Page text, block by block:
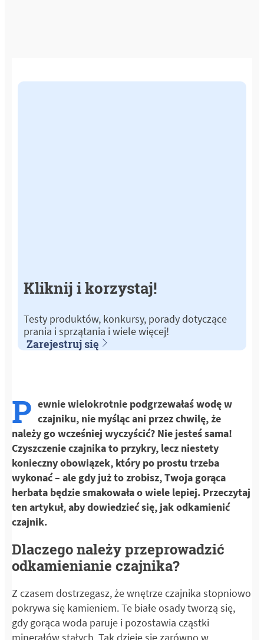
Kliknij i korzystaj!
Testy produktów, konkursy, porady dotyczące
prania i sprzątania i wiele więcej!
Zarejestruj się
P ewnie wielokrotnie podgrzewałaś wodę w
czajniku, nie myśląc ani przez chwilę, że
należy go wcześniej wyczyścić? Nie jesteś sama!
Czyszczenie czajnika to przykry, lecz niestety
konieczny obowiązek, który po prostu trzeba
wykonać – ale gdy już to zrobisz, Twoja gorąca
herbata będzie smakowała o wiele lepiej. Przeczytaj
ten artykuł, aby dowiedzieć się, jak odkamienić
czajnik.
Dlaczego należy przeprowadzić
odkamienianie czajnika?
Z czasem dostrzegasz, że wnętrze czajnika stopniowo
pokrywa się kamieniem. Te białe osady tworzą się,
gdy gorąca woda paruje i pozostawia cząstki
minerałów stałych. Tak dzieje się zarówno w